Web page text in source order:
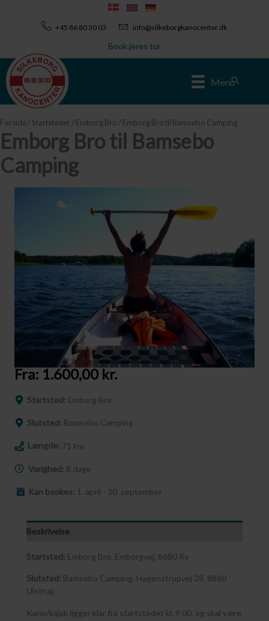
+45 86 80 30 03 info@silkeborgkanocenter.dk
Book jeres tur
Menu
Forside/ Startsteder / Emborg Bro / Emborg Bro til Bamsebo Camping
Emborg Bro til Bamsebo
Camping
Fra: 1.600,00 kr.
Startsted: Emborg Bro
Slutsted: Bamsebo Camping
Længde: 71 km
Varighed: 8 dage
Kan bookes: 1. april - 30. september
Beskrivelse
Startsted: Emborg Bro, Emborgvej, 8680 Ry
Slutsted: Bamsebo Camping, Hagenstrupvej 28, 8860
Ulstrup
Kano/kajak ligger klar fra startstedet kl. 9.00, og skal være